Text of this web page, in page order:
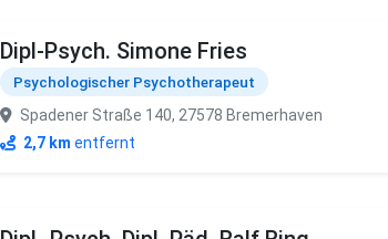
Dipl-Psych. Simone Fries
Psychologischer Psychotherapeut
Spadener Straße 140, 27578 Bremerhaven
2,7 km entfernt